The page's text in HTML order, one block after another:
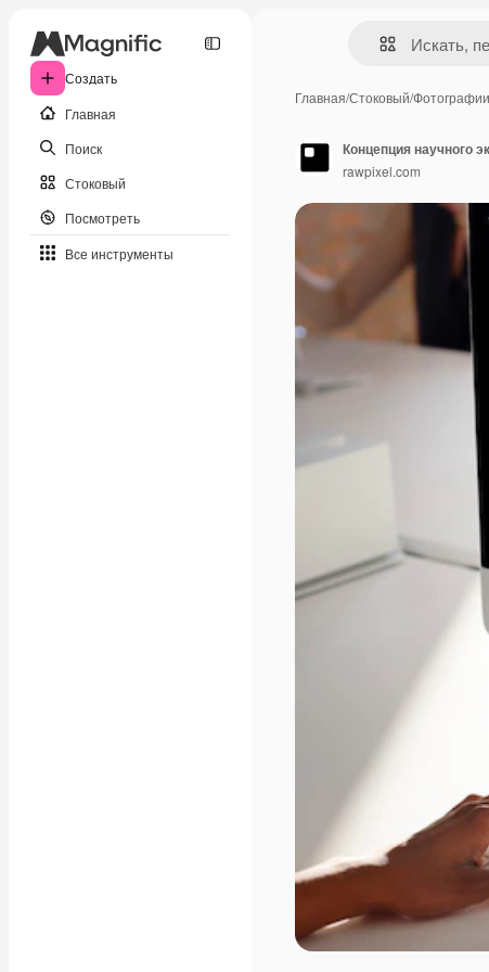
Создать
Главная
Поиск
Стоковый
Посмотреть
Все инструменты
Главная/Стоковый/Фотографии
Концепция научного
rawpixel.com